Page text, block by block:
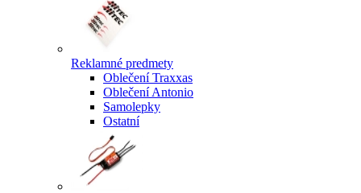
Reklamné predmety
Oblečení Traxxas
Oblečení Antonio
Samolepky
Ostatní